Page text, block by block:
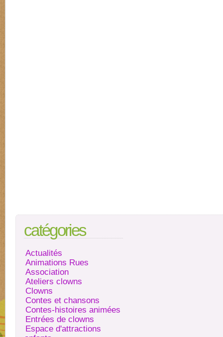
catégories
Actualités
Animations Rues
Association
Ateliers clowns
Clowns
Contes et chansons
Contes-histoires animées
Entrées de clowns
Espace d'attractions